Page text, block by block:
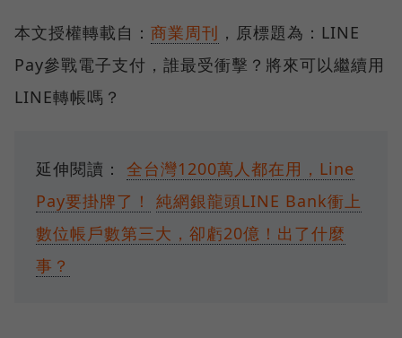
本文授權轉載自： 商業周刊 ，原標題為：LINE
Pay參戰電子支付，誰最受衝擊？將來可以繼續用
LINE轉帳嗎？
延伸閱讀： 全台灣1200萬人都在用，Line
Pay要掛牌了！
純網銀龍頭LINE Bank衝上
數位帳戶數第三大，卻虧20億！出了什麼
事？